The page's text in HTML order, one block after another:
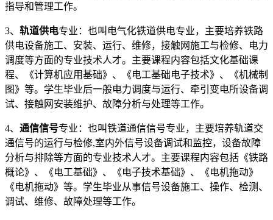
指导和管理工作。
3、 轨道供电专业：也叫电气化铁道供电专业，主要培养铁路
供电设备施工、安装、运行、维修，接触网施工与检修、电力
调度等方面的专业技术人才。主要课程内容包括文化基础课
程、《计算机应用基础》、《电工基础电子技术》、《机械制
图》等。学生毕业后一般电力调度与运行、牵引变电所设备调
试、接触网安装维护、故障分析与处理等工作。
4、 通信信号专业：也叫铁道通信信号专业，主要培养轨道交
通信号的运行与检修,室内外信号设备调试和监控，设备故障
分析与排除等方面的专业技术人才。主要课程内容包括《铁路
概论》、《电工基础》、《电子技术基础》、《电机拖动》
《电机拖动》等。学生毕业从事信号设备施工、操作、检测、
调试、维修、故障处理等工作。